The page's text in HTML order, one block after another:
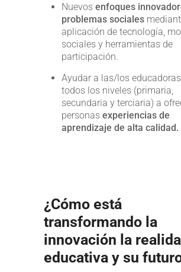
Nuevos enfoques
problemas sociales
aplicación de tecnología,
sociales y herramientas de
participación.
Ayudar a las/los
todos los niveles (primaria,
secundaria y terciaria) a
personas experiencias de
aprendizaje de alta calidad.
¿Cómo está
transformando la
innovación la
educativa y su